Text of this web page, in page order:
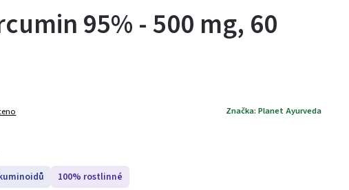
95% - 500 mg, 60
Značka: Planet Ayurveda
100% rostlinné